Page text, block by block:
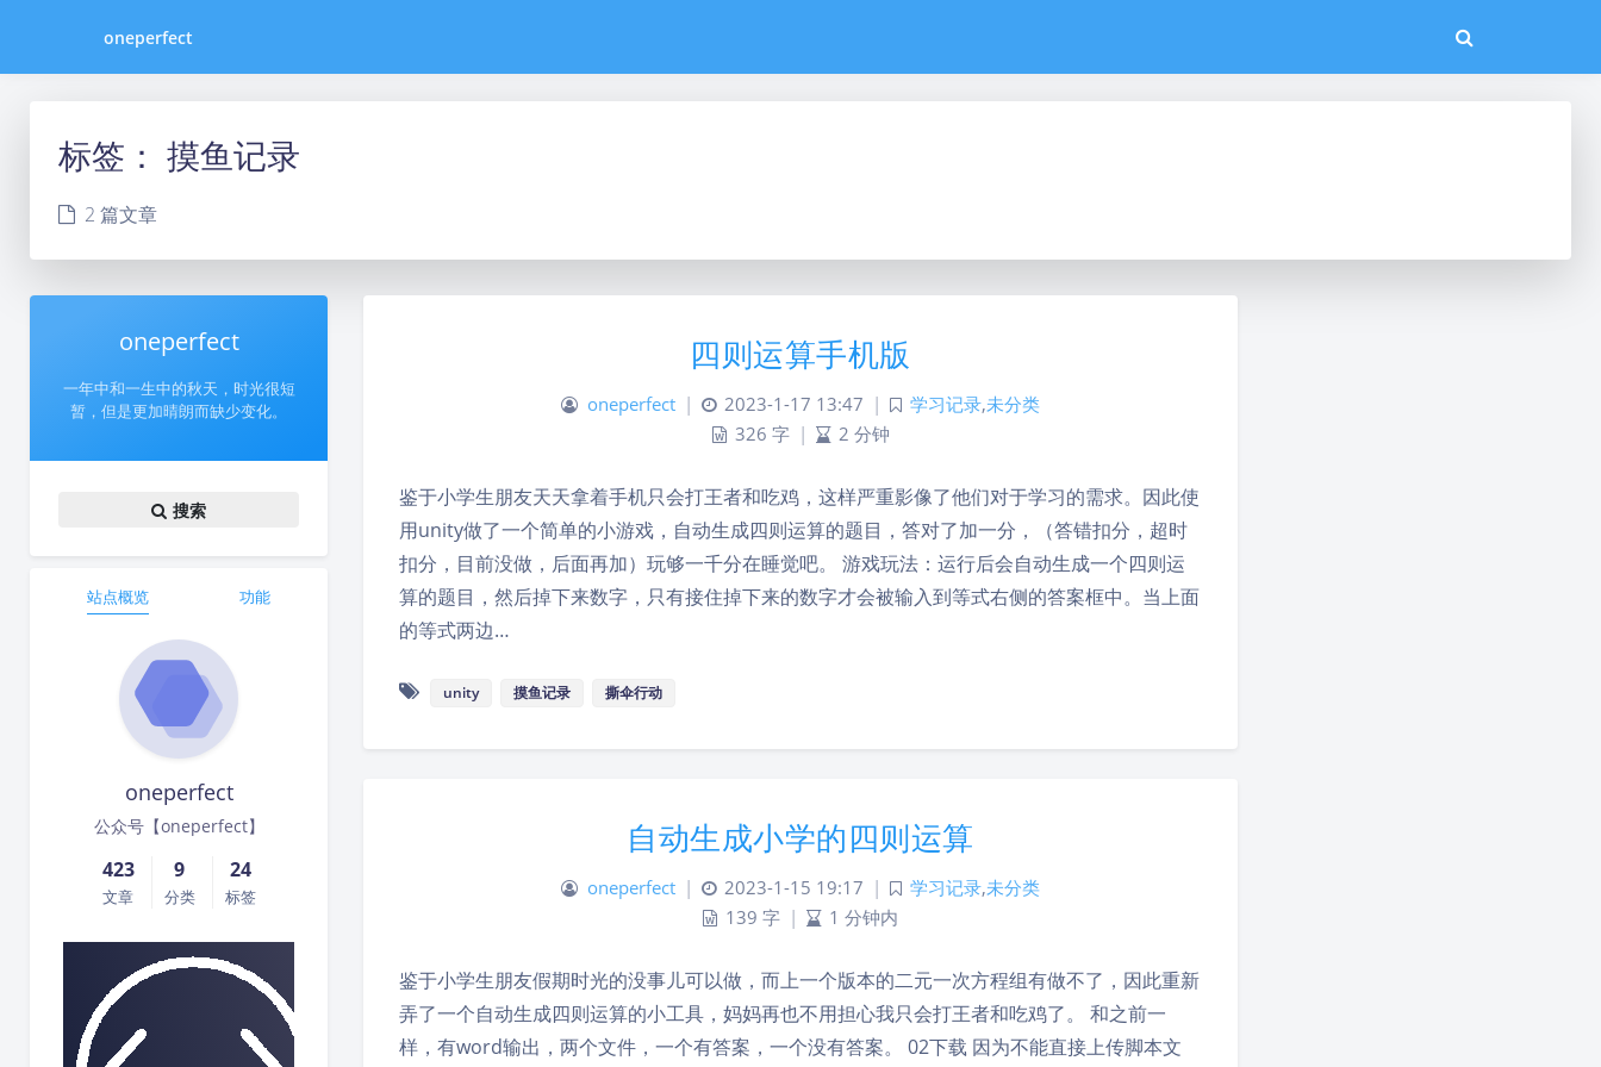
oneperfect
标签： 摸鱼记录
2 篇文章
oneperfect
一年中和一生中的秋天，时光很短
暂，但是更加晴朗而缺少变化。
搜索
站点概览 功能
oneperfect
公众号【oneperfect】
423
文章
9
分类
24
标签
四则运算手机版
oneperfect | 2023-1-17 13:47 | 学习记录,未分类
326 字 | 2 分钟
鉴于小学生朋友天天拿着手机只会打王者和吃鸡，这样严重影像了他们对于学习的需求。因此使
用unity做了一个简单的小游戏，自动生成四则运算的题目，答对了加一分，（答错扣分，超时
扣分，目前没做，后面再加）玩够一千分在睡觉吧。 游戏玩法：运行后会自动生成一个四则运
算的题目，然后掉下来数字，只有接住掉下来的数字才会被输入到等式右侧的答案框中。当上面
的等式两边…
unity 摸鱼记录 撕伞行动
自动生成小学的四则运算
oneperfect | 2023-1-15 19:17 | 学习记录,未分类
139 字 | 1 分钟内
鉴于小学生朋友假期时光的没事儿可以做，而上一个版本的二元一次方程组有做不了，因此重新
弄了一个自动生成四则运算的小工具，妈妈再也不用担心我只会打王者和吃鸡了。 和之前一
样，有word输出，两个文件，一个有答案，一个没有答案。 02下载 因为不能直接上传脚本文